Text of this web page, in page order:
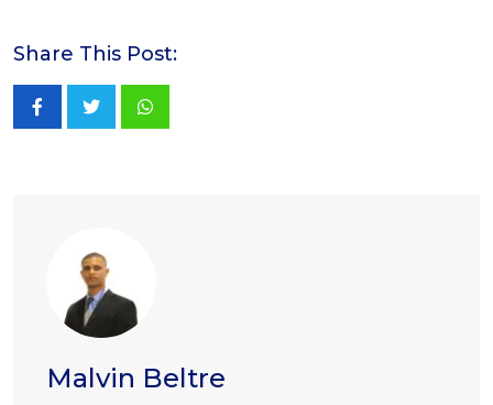
Share This Post:
Whatsapp
Malvin Beltre